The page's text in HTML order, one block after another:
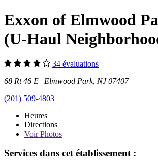
Exxon of Elmwood
(U-Haul
34 évaluations
68 Rt 46 E Elmwood Park, NJ 07407
(201) 509-4803
Heures
Directions
VoirPhotos
Services dans cet établissement :